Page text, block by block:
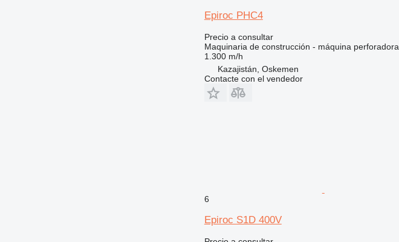
Epiroc PHC4
Precio a consultar
Maquinaria de construcción - máquina perforadora
1.300 m/h
Kazajistán, Oskemen
Contacte con el vendedor
6
Epiroc S1D 400V